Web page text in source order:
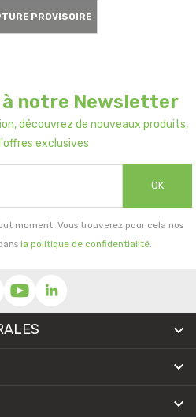
PROVISOIRE
notre Newsletter
découvrez de nouveaux produits,
exclusives
OK
moment. Vous trouverez pour cela nos
la politique de confidentialité.


